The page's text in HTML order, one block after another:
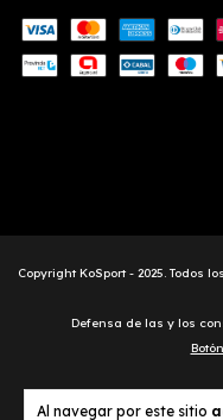
Al navegar por este sitio
Defensa de las y los